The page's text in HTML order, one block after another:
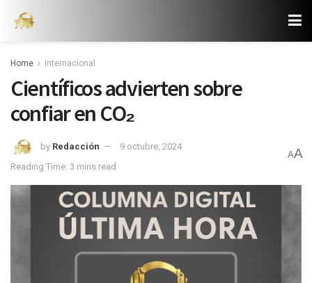
Home Internacional
Científicos advierten sobre
confiar en CO₂
by Redacción
9 octubre, 2024
Reading Time: 3 mins read
AA